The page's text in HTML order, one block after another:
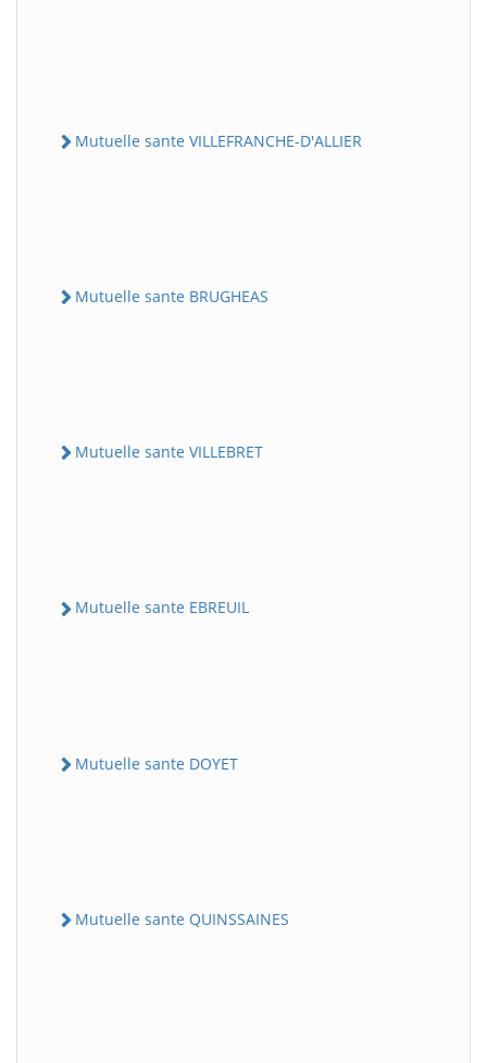
Mutuelle sante VILLEFRANCHE-D'ALLIER
Mutuelle sante BRUGHEAS
Mutuelle sante VILLEBRET
Mutuelle sante EBREUIL
Mutuelle sante DOYET
Mutuelle sante QUINSSAINES